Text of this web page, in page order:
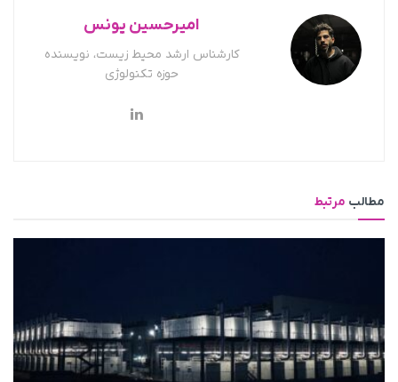
امیرحسین یونس
کارشناس ارشد محیط زیست، نویسنده
حوزه تکنولوژی
مطالب مرتبط